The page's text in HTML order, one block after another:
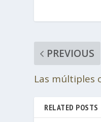
PREVIOUS
Las múltiples
RELATED POSTS